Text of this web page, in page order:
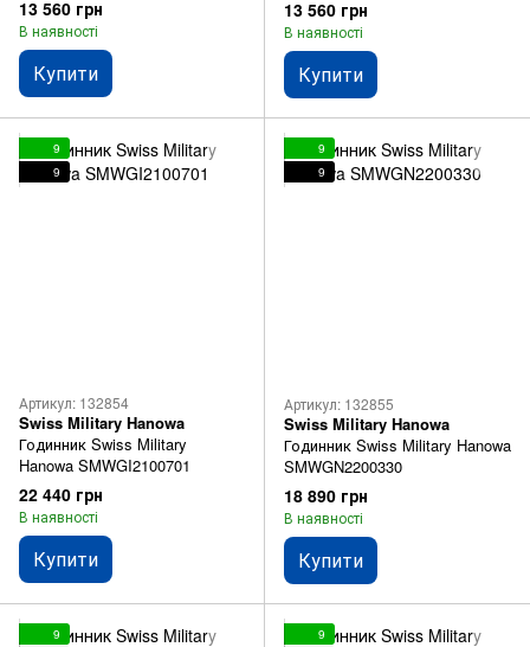
13 560 грн
В наявності
Купити
13 560 грн
В наявності
Купити
9
9
Артикул: 132854
Swiss Military Hanowa
Годинник Swiss Military
Hanowa SMWGI2100701
22 440 грн
В наявності
Купити
9
9
Артикул: 132855
Swiss Military Hanowa
Годинник Swiss Military Hanowa
SMWGN2200330
18 890 грн
В наявності
Купити
9
9